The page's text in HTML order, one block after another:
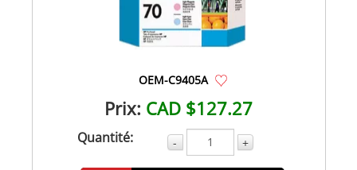
OEM-C9405A
Prix: CAD $127.27
Quantité: - +